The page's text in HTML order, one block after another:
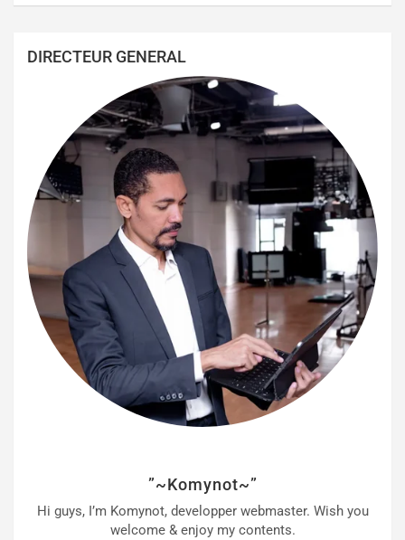
rDIRECTEUR GENERAL
”~Komynot~”
Hi guys, I’m Komynot, developper webmaster. Wish you
welcome & enjoy my contents.